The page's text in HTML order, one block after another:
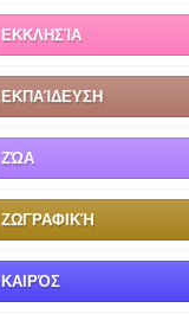
ΕΚΚΛΗΣΊΑ
ΕΚΠΑΊΔΕΥΣΗ
ΖΏΑ
ΖΩΓΡΑΦΙΚΉ
ΚΑΙΡΌΣ